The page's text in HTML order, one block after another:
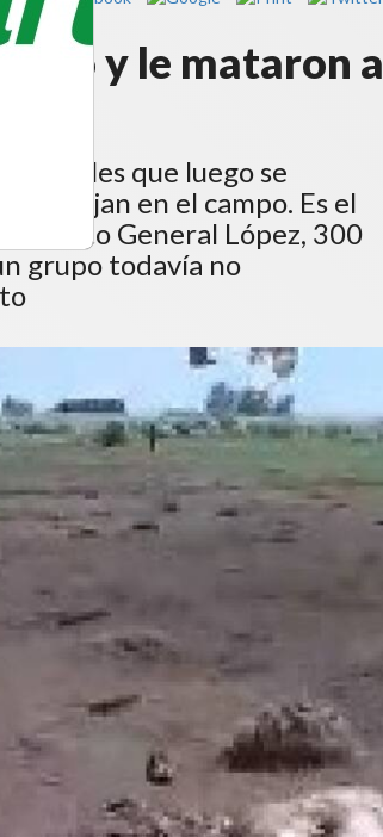
y le mataron a
que luego se
trabajan en el campo. Es el
General López, 300
grupo todavía no